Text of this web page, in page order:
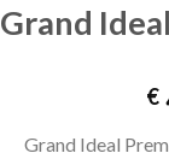
Grand
€
Grand Ideal